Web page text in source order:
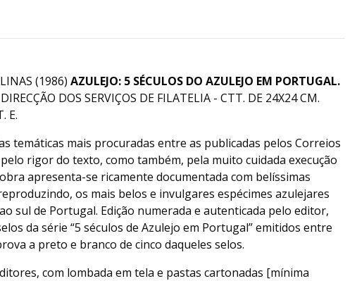
(1986) AZULEJO: 5 SÉCULOS DO AZULEJO EM PORTUGAL.
DOS SERVIÇOS DE FILATELIA - CTT. DE 24X24 CM.
E.
temáticas mais procuradas entre as publicadas pelos Correios
rigor do texto, como também, pela muito cuidada execução
apresenta-se ricamente documentada com belíssimas
os mais belos e invulgares espécimes azulejares
sul de Portugal. Edição numerada e autenticada pelo editor,
da série “5 séculos de Azulejo em Portugal” emitidos entre
a preto e branco de cinco daqueles selos.
com lombada em tela e pastas cartonadas [mínima